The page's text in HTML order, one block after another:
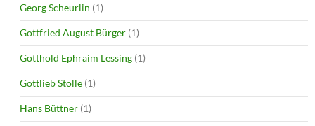
Georg Scheurlin (1)
Gottfried August Bürger (1)
Gotthold Ephraim Lessing (1)
Gottlieb Stolle (1)
Hans Büttner (1)